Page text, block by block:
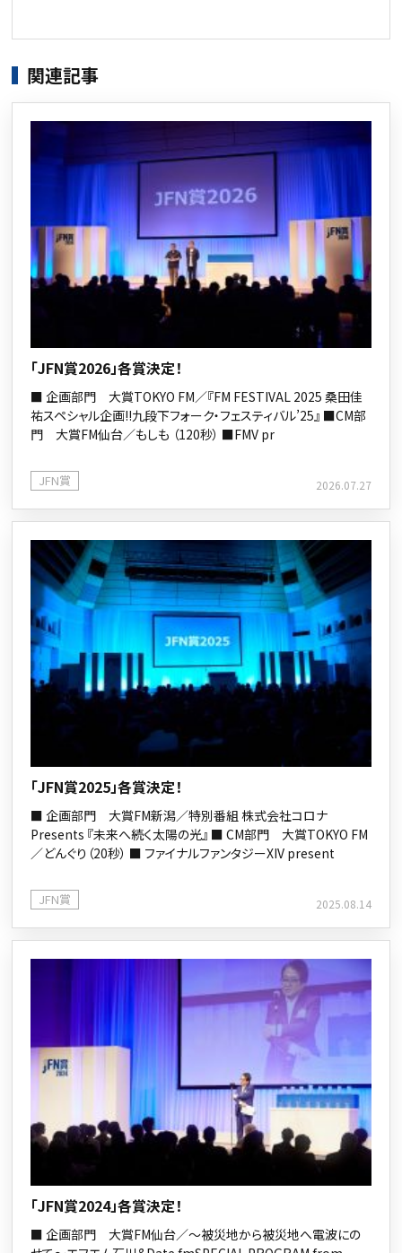
関連記事
「JFN賞2026」各賞決定！
■ 企画部門 大賞TOKYO FM／『FM FESTIVAL 2025 桑田佳
祐スペシャル企画!!九段下フォーク・フェスティバル’25』 ■CM部
門 大賞FM仙台／もしも （120秒） ■FMV pr
JFN賞 2026.07.27
「JFN賞2025」各賞決定！
■ 企画部門 大賞FM新潟／特別番組 株式会社コロナ
Presents 『未来へ続く太陽の光』 ■ CM部門 大賞TOKYO FM
／どんぐり（20秒） ■ ファイナルファンタジーXIV present
JFN賞 2025.08.14
「JFN賞2024」各賞決定！
■ 企画部門 大賞FM仙台／～被災地から被災地へ電波にの